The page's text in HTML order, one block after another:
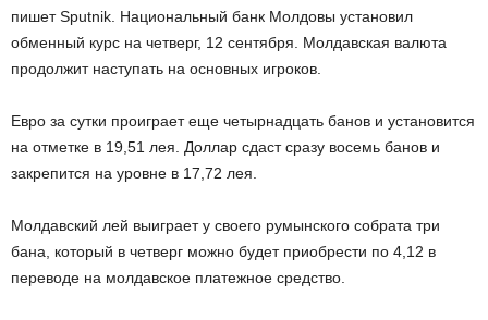
пишет Sputnik. Национальный банк Молдовы установил
обменный курс на четверг, 12 сентября. Молдавская валюта
продолжит наступать на основных игроков.
Евро за сутки проиграет еще четырнадцать банов и установится
на отметке в 19,51 лея. Доллар сдаст сразу восемь банов и
закрепится на уровне в 17,72 лея.
Молдавский лей выиграет у своего румынского собрата три
бана, который в четверг можно будет приобрести по 4,12 в
переводе на молдавское платежное средство.